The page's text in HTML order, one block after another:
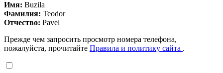
Имя: Buzila
Фамилия: Teodor
Отчество: Pavel
Прежде чем запросить просмотр номера телефона,
пожалуйста, прочитайте Правила и политику сайта .